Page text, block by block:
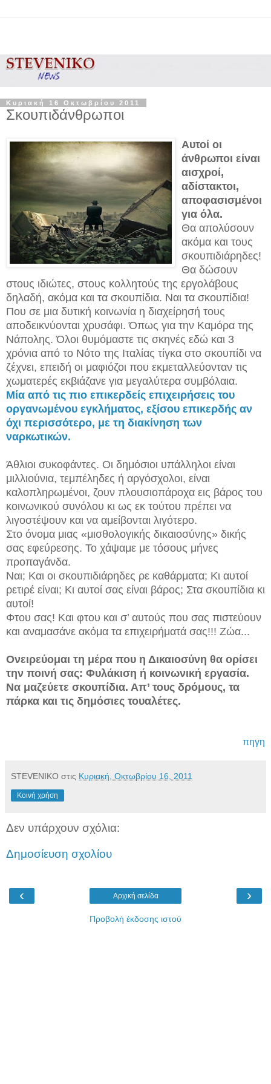
Κυριακή 16 Οκτωβρίου 2011
Σκουπιδάνθρωποι
Αυτοί οι
άνθρωποι είναι
αισχροί,
αδίστακτοι,
αποφασισμένοι
για όλα.
Θα απολύσουν
ακόμα και τους
σκουπιδιάρηδες!
Θα δώσουν
στους ιδιώτες, στους κολλητούς της εργολάβους
δηλαδή, ακόμα και τα σκουπίδια. Ναι τα σκουπίδια!
Που σε μια δυτική κοινωνία η διαχείρησή τους
αποδεικνύονται χρυσάφι. Όπως για την Καμόρα της
Νάπολης. Όλοι θυμόμαστε τις σκηνές εδώ και 3
χρόνια από το Νότο της Ιταλίας τίγκα στο σκουπίδι να
ζέχνει, επειδή οι μαφιόζοι που εκμεταλλεύονταν τις
χωματερές εκβιάζανε για μεγαλύτερα συμβόλαια.
Μία από τις πιο επικερδείς επιχειρήσεις του
οργανωμένου εγκλήματος, εξίσου επικερδής αν
όχι περισσότερο, με τη διακίνηση των
ναρκωτικών.
Άθλιοι συκοφάντες. Οι δημόσιοι υπάλληλοι είναι
μιλλιούνια, τεμπέληδες ή αργόσχολοι, είναι
καλοπληρωμένοι, ζουν πλουσιοπάροχα εις βάρος του
κοινωνικού συνόλου κι ως εκ τούτου πρέπει να
λιγοστέψουν και να αμείβονται λιγότερο.
Στο όνομα μιας «μισθολογικής δικαιοσύνης» δικής
σας εφεύρεσης. Το χάψαμε με τόσους μήνες
προπαγάνδα.
Ναι; Και οι σκουπιδιάρηδες ρε καθάρματα; Κι αυτοί
ρετιρέ είναι; Κι αυτοί σας είναι βάρος; Στα σκουπίδια κι
αυτοί!
Φτου σας! Και φτου και σ’ αυτούς που σας πιστεύουν
και αναμασάνε ακόμα τα επιχειρήματά σας!!! Ζώα...
Ονειρεύομαι τη μέρα που η Δικαιοσύνη θα ορίσει
την ποινή σας: Φυλάκιση ή κοινωνική εργασία.
Να μαζεύετε σκουπίδια. Απ’ τους δρόμους, τα
πάρκα και τις δημόσιες τουαλέτες.
πηγη
STEVENIKO στις Κυριακή, Οκτωβρίου 16, 2011
Κοινή χρήση
Δεν υπάρχουν σχόλια:
Δημοσίευση σχολίου
‹ ›
Αρχική σελίδα
Προβολή έκδοσης ιστού